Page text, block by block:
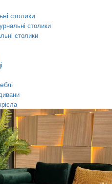
столики
столики
столики